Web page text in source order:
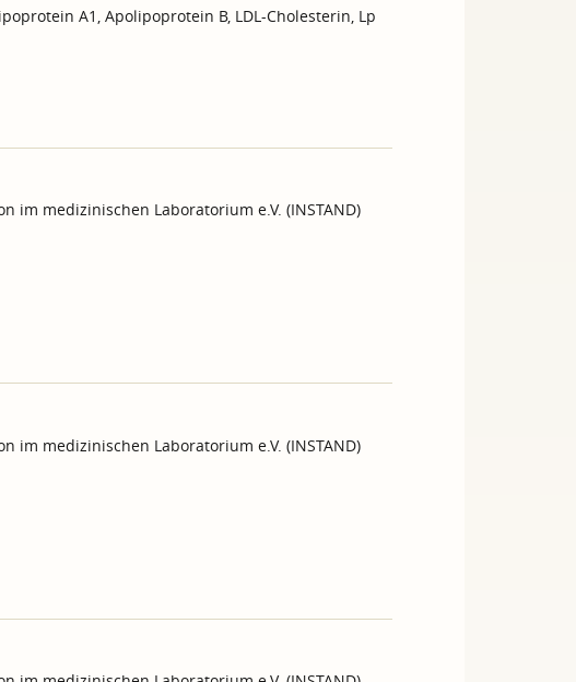
A1, Apolipoprotein B, LDL-Cholesterin, Lp
medizinischen Laboratorium e.V. (INSTAND)
medizinischen Laboratorium e.V. (INSTAND)